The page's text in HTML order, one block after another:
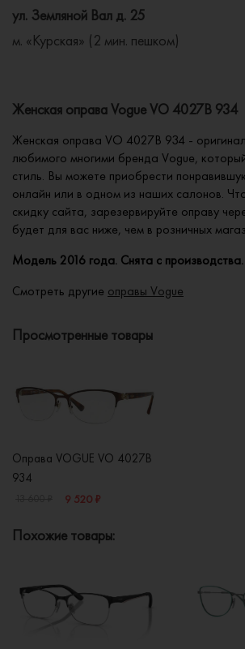
ул. Земляной Вал д. 25
м. «Курская» (2 мин. пешком)
Женская оправа Vogue VO 4027B 934
Женская оправа VO 4027B 934 -
любимого многими бренда Vogue,
стиль. Вы можете приобрести
онлайн или в одном из наших салонов.
скидку сайта, зарезервируйте оправу
будет для вас ниже, чем в розничных
Модель 2016 года. Снята с производства.
Смотреть другие оправы Vogue
Просмотренные товары
Оправа VOGUE VO 4027B
934
9 520 ₽
Похожие товары: